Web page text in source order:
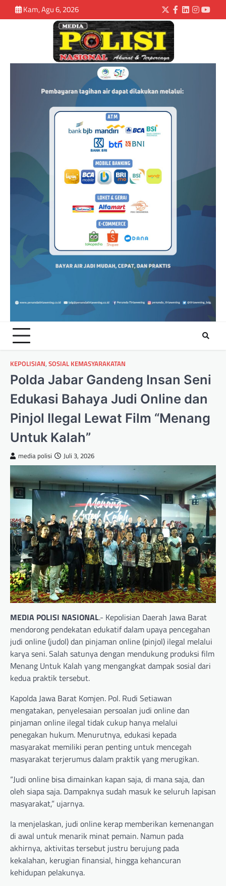
Kam, Agu 6, 2026
KEPOLISIAN, SOSIAL KEMASYARAKATAN
Polda Jabar Gandeng Insan Seni
Edukasi Bahaya Judi Online dan
Pinjol Ilegal Lewat Film “Menang
Untuk Kalah”
media polisi Juli 3, 2026
MEDIA POLISI NASIONAL.- Kepolisian Daerah Jawa Barat
mendorong pendekatan edukatif dalam upaya pencegahan
judi online (judol) dan pinjaman online (pinjol) ilegal melalui
karya seni. Salah satunya dengan mendukung produksi film
Menang Untuk Kalah yang mengangkat dampak sosial dari
kedua praktik tersebut.
Kapolda Jawa Barat Komjen. Pol. Rudi Setiawan
mengatakan, penyelesaian persoalan judi online dan
pinjaman online ilegal tidak cukup hanya melalui
penegakan hukum. Menurutnya, edukasi kepada
masyarakat memiliki peran penting untuk mencegah
masyarakat terjerumus dalam praktik yang merugikan.
“Judi online bisa dimainkan kapan saja, di mana saja, dan
oleh siapa saja. Dampaknya sudah masuk ke seluruh lapisan
masyarakat,” ujarnya.
Ia menjelaskan, judi online kerap memberikan kemenangan
di awal untuk menarik minat pemain. Namun pada
akhirnya, aktivitas tersebut justru berujung pada
kekalahan, kerugian finansial, hingga kehancuran
kehidupan pelakunya.